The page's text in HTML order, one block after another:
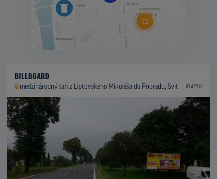
BILLBOARD
medzinárodný ťah z Liptovského Mikuláša do Popradu, Svit ID 42312